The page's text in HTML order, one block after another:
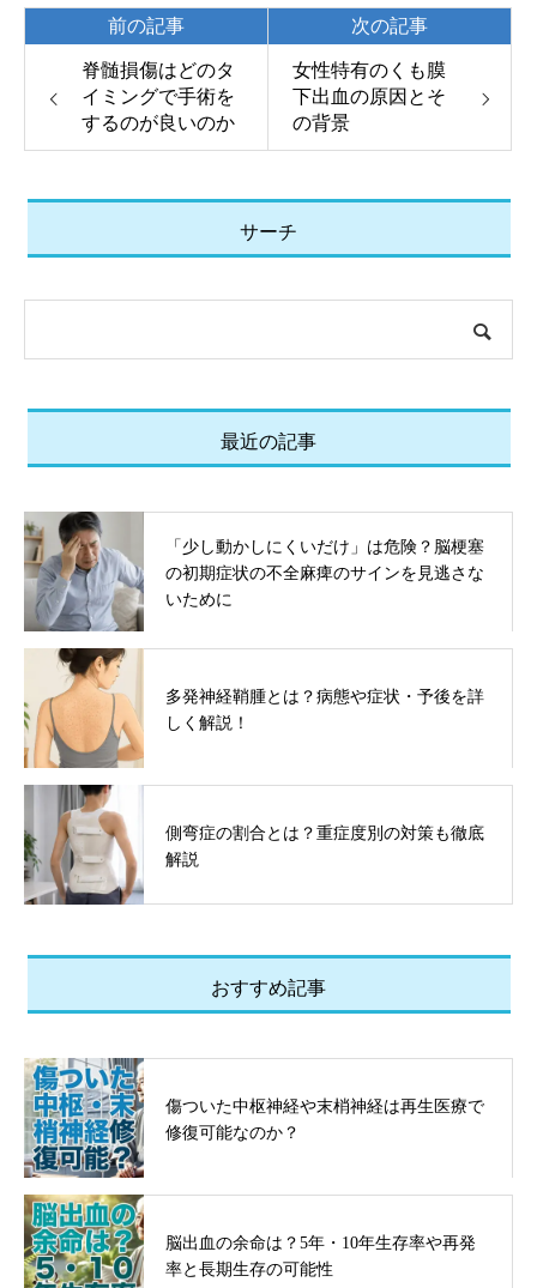
脊髄損傷はどのタ
イミングで手術を
するのが良いのか
前の記事
女性特有のくも膜
下出血の原因とそ
の背景
次の記事
サーチ
最近の記事
「少し動かしにくいだけ」は危険？脳梗塞
の初期症状の不全麻痺のサインを見逃さな
いために
多発神経鞘腫とは？病態や症状・予後を詳
しく解説！
側弯症の割合とは？重症度別の対策も徹底
解説
おすすめ記事
傷ついた中枢神経や末梢神経は再生医療で
修復可能なのか？
脳出血の余命は？5年・10年生存率や再発
率と長期生存の可能性